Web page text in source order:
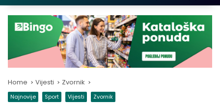
Home Vijesti Zvornik
Najnovije Sport Vijesti Zvornik